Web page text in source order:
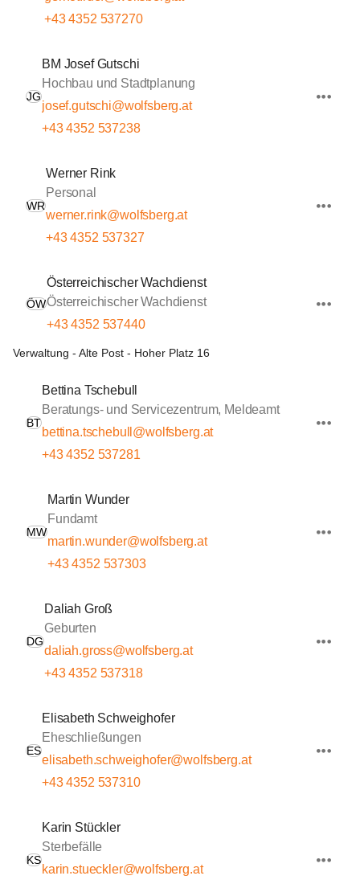
+43 4352 537270
JG
BM Josef Gutschi
Hochbau und Stadtplanung
josef.gutschi@wolfsberg.at
+43 4352 537238
WR
Werner Rink
Personal
werner.rink@wolfsberg.at
+43 4352 537327
ÖW
Österreichischer Wachdienst
Österreichischer Wachdienst
+43 4352 537440
Verwaltung - Alte Post - Hoher Platz 16
BT
Bettina Tschebull
Beratungs- und Servicezentrum, Meldeamt
bettina.tschebull@wolfsberg.at
+43 4352 537281
MW
Martin Wunder
Fundamt
martin.wunder@wolfsberg.at
+43 4352 537303
DG
Daliah Groß
Geburten
daliah.gross@wolfsberg.at
+43 4352 537318
ES
Elisabeth Schweighofer
Eheschließungen
elisabeth.schweighofer@wolfsberg.at
+43 4352 537310
KS
Karin Stückler
Sterbefälle
karin.stueckler@wolfsberg.at